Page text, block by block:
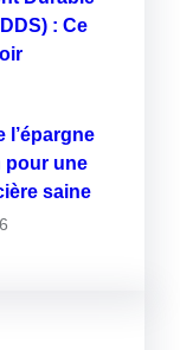
: Ce
l’épargne
pour une
saine